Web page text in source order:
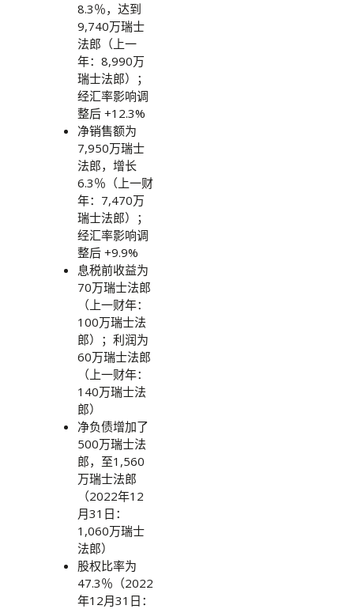
8.3％，达到
9,740万瑞士
法郎（上一
年：8,990万
瑞士法郎）；
经汇率影响调
整后 +12.3%
净销售额为
7,950万瑞士
法郎，增长
6.3％（上一财
年：7,470万
瑞士法郎）；
经汇率影响调
整后 +9.9%
息税前收益为
70万瑞士法郎
（上一财年：
100万瑞士法
郎）；利润为
60万瑞士法郎
（上一财年：
140万瑞士法
郎）
净负债增加了
500万瑞士法
郎，至1,560
万瑞士法郎
（2022年12
月31日：
1,060万瑞士
法郎）
股权比率为
47.3％（2022
年12月31日：